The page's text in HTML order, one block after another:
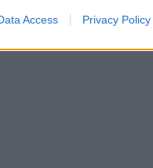
Access Privacy Policy